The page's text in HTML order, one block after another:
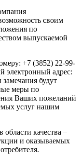
своим
по
выпускаемой
+7 (3852) 22-99-
электронный адрес:
будут
меры по
Ваших пожеланий
услуг нашим
качества –
и оказываемых